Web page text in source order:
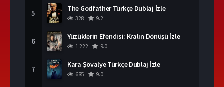
5 The Godfather Türkçe Dublaj İzle
328 9.2
6 Yüzüklerin Efendisi: Kralın Dönüşü İzle
1,222 9.0
7 Kara Şövalye Türkçe Dublaj İzle
685 9.0